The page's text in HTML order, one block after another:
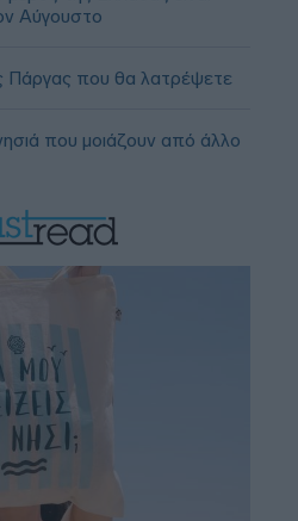
Αύγουστο
Πάργας που θα λατρέψετε
που μοιάζουν από άλλο